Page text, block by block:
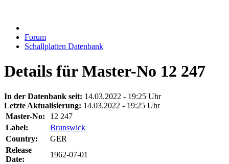
Forum
Schallplatten Datenbank
Details für Master-No 12 247
In der Datenbank seit: 14.03.2022 - 19:25 Uhr
Letzte Aktualisierung: 14.03.2022 - 19:25 Uhr
Master-No:
12 247
Label:
Brunswick
Country:
GER
Release
Date:
1962-07-01